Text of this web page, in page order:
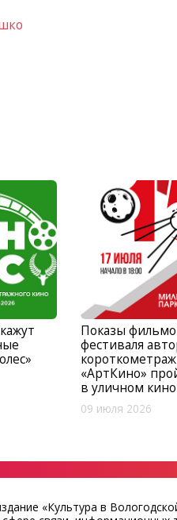
Показы
фестиваля
«АртКино»
в уличном
09 июля 2026
«Культура в